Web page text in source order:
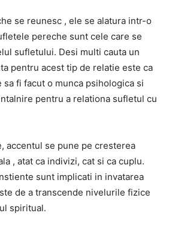
se reunesc , ele se alatura intr-o
pereche sunt cele care se
sufletului. Desi multi cauta un
pentru acest tip de relatie este ca
fi facut o munca psihologica si
pentru a relationa sufletul cu
accentul se pune pe cresterea
, atat ca indivizi, cat si ca cuplu.
sunt implicati in invatarea
de a transcende nivelurile fizice
spiritual.